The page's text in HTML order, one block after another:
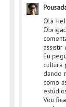
Olá
assistir
Eu
cultura
dando
como
Vou